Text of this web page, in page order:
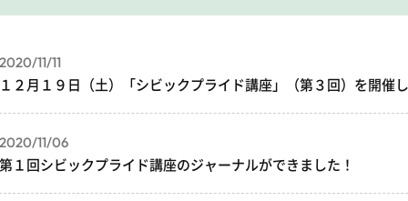
2020/11/11
１２月１９日（土）「シビックプライド講座」（第３回）を開催
2020/11/06
第１回シビックプライド講座のジャーナルができました！